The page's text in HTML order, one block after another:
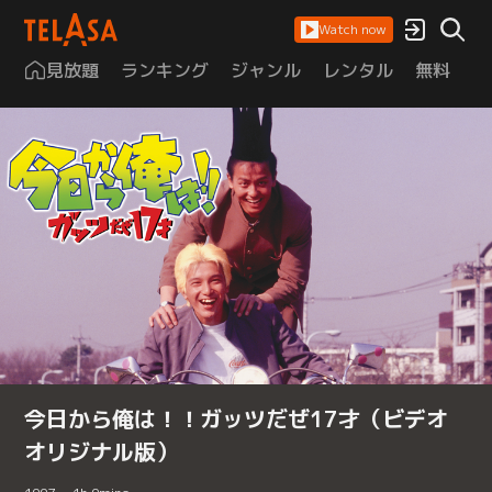
Watch now
見放題 ランキング ジャンル レンタル 無料
今日から俺は！！ガッツだぜ17才（ビデオ
オリジナル版）